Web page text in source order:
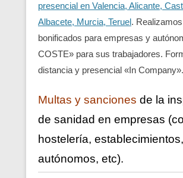
presencial en Valencia, Alicante,
Albacete, Murcia, Teruel.
bonificados para empresas y
COSTE» para sus trabajadores.
distancia y presencial «In Company».
Multas y sanciones de la
de sanidad en empresas
hostelería, establecimientos,
autónomos, etc).